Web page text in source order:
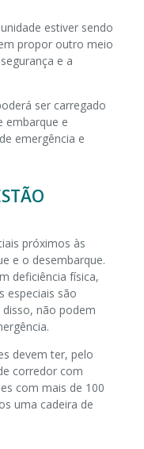
estiver sendo
propor outro meio
e a
ser carregado
embarque e
emergência e
próximos às
e o desembarque.
deficiência física,
especiais são
não podem
devem ter, pelo
corredor com
com mais de 100
uma cadeira de